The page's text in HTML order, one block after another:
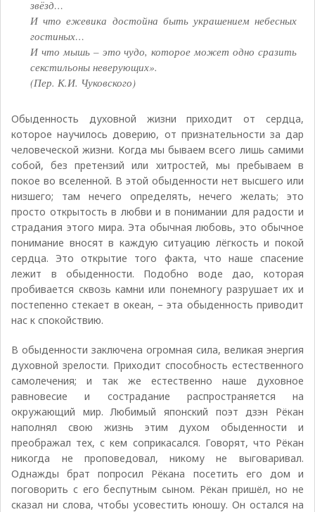
звёзд…
И что ежевика достойна быть украшением небесных
гостиных…
И что мышь – это чудо, которое может одно сразить
секстильоны неверующих».
(Пер. К.И. Чуковского)
Обыденность духовной жизни приходит от сердца,
которое научилось доверию, от признательности за дар
человеческой жизни. Когда мы бываем всего лишь самими
собой, без претензий или хитростей, мы пребываем в
покое во вселенной. В этой обыденности нет высшего или
низшего; там нечего определять, нечего желать; это
просто открытость в любви и в понимании для радости и
страдания этого мира. Эта обычная любовь, это обычное
понимание вносят в каждую ситуацию лёгкость и покой
сердца. Это открытие того факта, что наше спасение
лежит в обыденности. Подобно воде дао, которая
пробивается сквозь камни или понемногу разрушает их и
постепенно стекает в океан, – эта обыденность приводит
нас к спокойствию.
В обыденности заключена огромная сила, великая энергия
духовной зрелости. Приходит способность естественного
самолечения; и так же естественно наше духовное
равновесие и сострадание распространяется на
окружающий мир. Любимый японский поэт дзэн Рёкан
наполнял свою жизнь этим духом обыденности и
преображал тех, с кем соприкасался. Говорят, что Рёкан
никогда не проповедовал, никому не выговаривал.
Однажды брат попросил Рёкана посетить его дом и
поговорить с его беспутным сыном. Рёкан пришёл, но не
сказал ни слова, чтобы усовестить юношу. Он остался на